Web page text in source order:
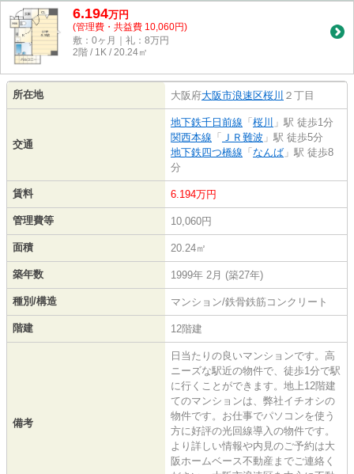
6.194万円
(管理費・共益費 10,060円)
敷：0ヶ月｜礼：8万円
2階 / 1K / 20.24㎡
所在地 大阪府大阪市浪速区桜川 ２丁目
交通
地下鉄千日前線 「 桜川 」駅 徒歩1分
関西本線 「 ＪＲ難波 」駅 徒歩5分
地下鉄四つ橋線 「 なんば 」駅 徒歩8
分
賃料 6.194万円
管理費等 10,060円
面積 20.24㎡
築年数 1999年 2月 (築27年)
種別/構造 マンション/鉄骨鉄筋コンクリート
階建 12階建
備考
日当たりの良いマンションです。高
ニーズな駅近の物件で、徒歩1分で駅
に行くことができます。地上12階建
てのマンションは、弊社イチオシの
物件です。お仕事でパソコンを使う
方に好評の光回線導入の物件です。
より詳しい情報や内見のご予約は大
阪ホームベース不動産までご連絡く